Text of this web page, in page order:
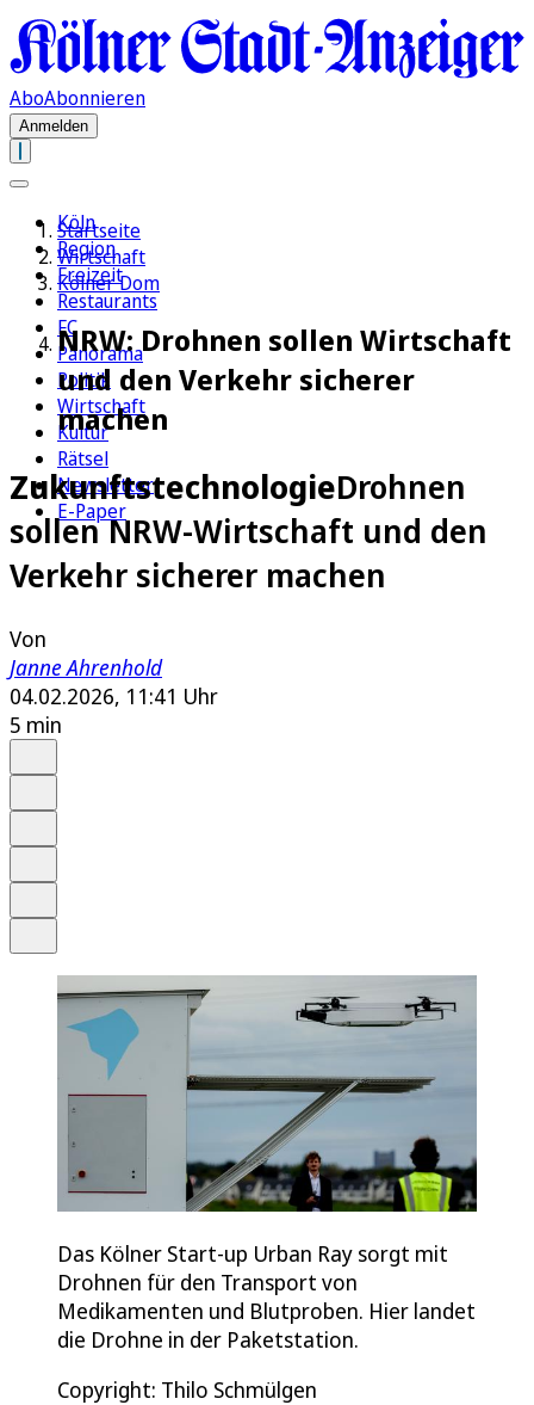
AboAbonnieren
Anmelden
Köln
Region
Freizeit
Restaurants
FC
Panorama
Politik
Wirtschaft
Kultur
Rätsel
Newsletter
E-Paper
Startseite
Wirtschaft
Kölner Dom
NRW: Drohnen sollen Wirtschaft
und den Verkehr sicherer
machen
ZukunftstechnologieDrohnen
sollen NRW-Wirtschaft und den
Verkehr sicherer machen
Von
Janne Ahrenhold
04.02.2026, 11:41 Uhr
5 min
Das Kölner Start-up Urban Ray sorgt mit
Drohnen für den Transport von
Medikamenten und Blutproben. Hier landet
die Drohne in der Paketstation.
Copyright: Thilo Schmülgen